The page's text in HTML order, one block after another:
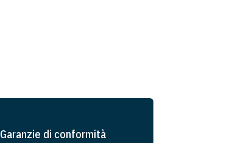
Garanzie di conformità